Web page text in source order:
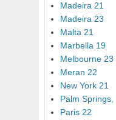
Madeira 21
Madeira 23
Malta 21
Marbella 19
Melbourne 23
Meran 22
New York 21
Palm
Paris 22